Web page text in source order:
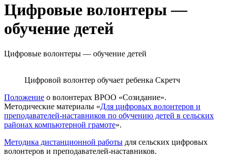
Цифровые волонтеры —
обучение детей
Цифровые волонтеры — обучение детей
Цифровой волонтер обучает ребенка Скретч
Положение о волонтерах ВРОО «Созидание».
Методические материалы «Для цифровых волонтеров и
преподавателей-наставников по обучению детей в сельских
районах компьютерной грамоте».
Методика дистанционной работы для сельских цифровых
волонтеров и преподавателей-наставников.